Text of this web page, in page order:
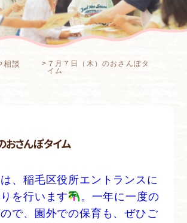
相談
> ７月７日（木）のおさんぽタ
イム
おさんぽタイム
、稲毛区役所エントランスに
を行います
。一年に一度の
で、園外での保育も、ぜひご